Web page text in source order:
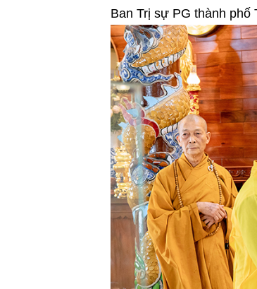
Ban Trị sự PG thành phố